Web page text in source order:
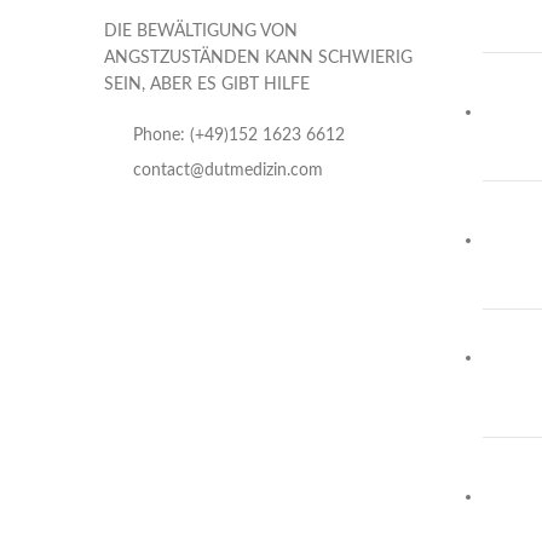
DIE BEWÄLTIGUNG VON
ANGSTZUSTÄNDEN KANN SCHWIERIG
SEIN, ABER ES GIBT HILFE
Phone: (+49)152 1623 6612
contact@dutmedizin.com